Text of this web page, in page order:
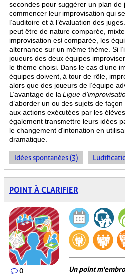
secondes pour suggérer un plan de
commencer leur improvisation qui
l’auditoire et à l’évaluation des
peut être de nature comparée,
improvisation est comparée, les
alternance sur un même thème. Si
joueurs des deux équipes
le thème choisi. Dans le cas d’une
équipes doivent, à tour de rôle,
alors que des joueurs de l’équipe
L’avantage de la Ligue
d’aborder un ou des sujets de
aux actions exécutées par les
également transmettre leurs idées
le changement d’intonation en
dramatique.
Idées spontanées (3)
POINT À CLARIFIER
0 Un point